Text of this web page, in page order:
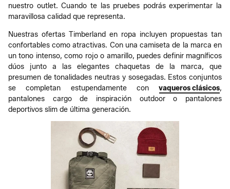
nuestro outlet. Cuando te las pruebes podrás experimentar la
maravillosa calidad que representa.
Nuestras ofertas Timberland en ropa incluyen propuestas tan
confortables como atractivas. Con una camiseta de la marca en
un tono intenso, como rojo o amarillo, puedes definir magníficos
dúos junto a las elegantes chaquetas de la marca, que
presumen de tonalidades neutras y sosegadas. Estos conjuntos
se completan estupendamente con vaqueros clásicos,
pantalones cargo de inspiración outdoor o pantalones
deportivos slim de última generación.